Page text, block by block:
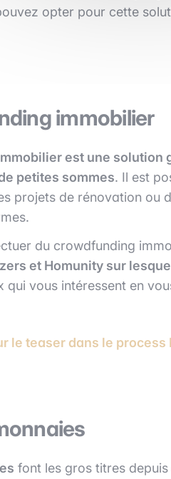
opter pour cette
immobilier
est une solution
petites sommes. Il est
projets de rénovation ou
du crowdfunding
et Homunity sur
qui vous intéressent en
le teaser dans le process
font les gros titres